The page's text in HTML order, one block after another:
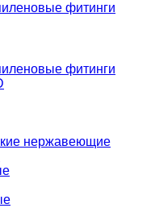
фитинги
фитинги
нержавеющие